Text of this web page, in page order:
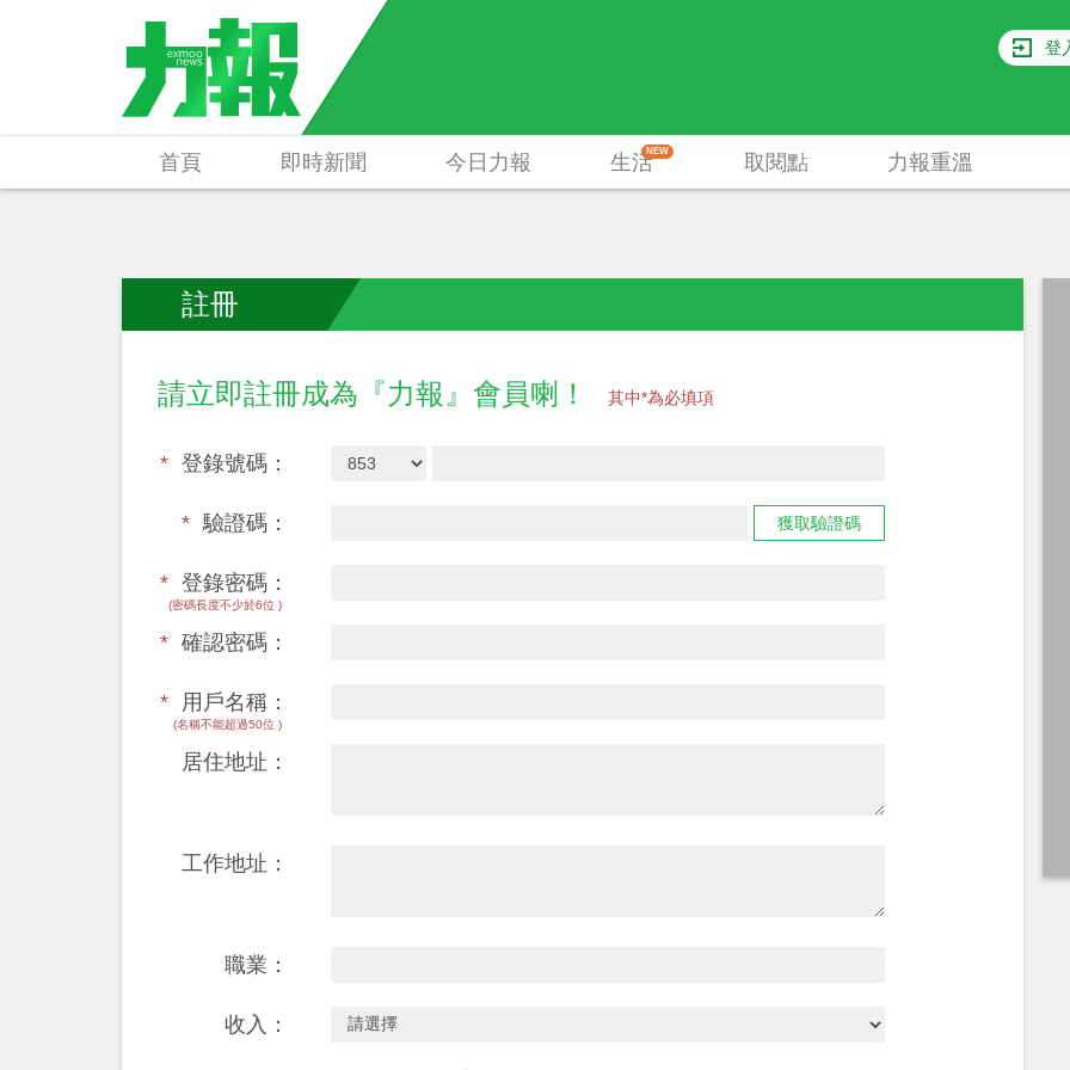
登
首頁 即時新聞 今日力報 生活NEW 取閱點 力報重溫
註冊
請立即註冊成為『力報』會員喇！ 其中*為必填項
* 登錄號碼：
* 驗證碼： 獲取驗證碼
* 登錄密碼：
(密碼長度不少於6位 )
* 確認密碼：
* 用戶名稱：
(名稱不能超過50位 )
居住地址：
工作地址：
職業：
收入：